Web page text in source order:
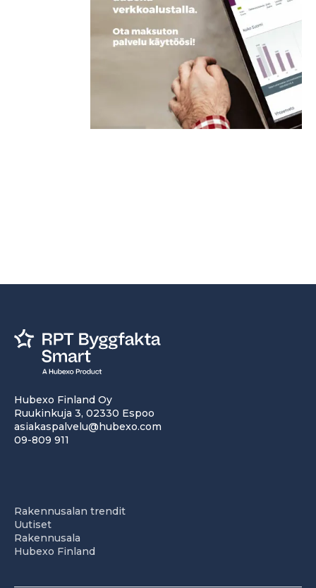
Hubexo Finland Oy
Ruukinkuja 3, 02330 Espoo
asiakaspalvelu@hubexo.com
09-809 911
Rakennusalan trendit
Uutiset
Rakennusala
Hubexo Finland